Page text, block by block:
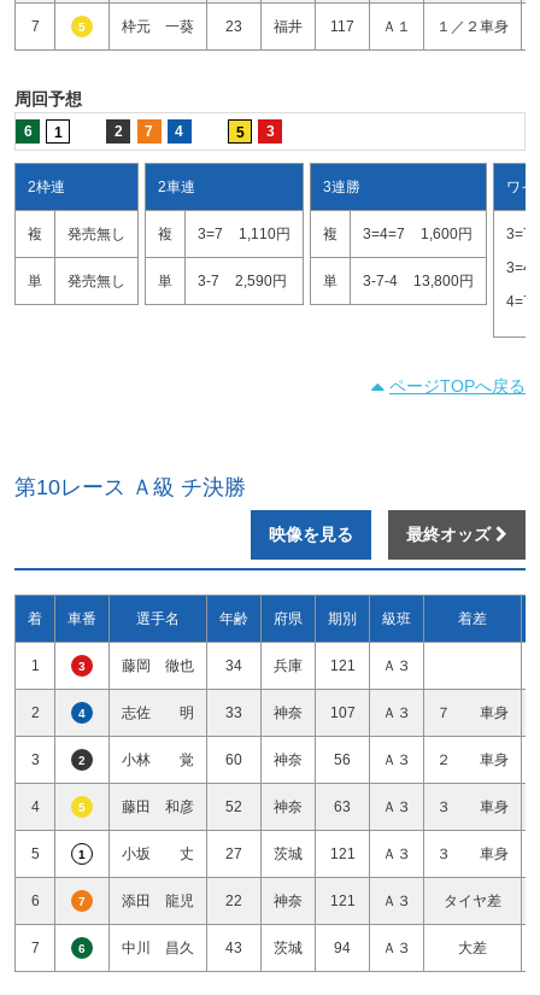
7 5 枠元 一葵 23 福井 117 Ａ１ １／２車身
周回予想
6 1 2 7 4 5 3
2枠連
複 発売無し
単 発売無し
2車連
複 3=7 1,110円
単 3-7 2,590円
3連勝
複 3=4=7 1,600円
単 3-7-4 13,800円
ワイ
3=7
3=4
4=7
ページTOPへ戻る
第10レース Ａ級 チ決勝
映像を見る 最終オッズ
着 車番 選手名 年齢 府県 期別 級班 着差
1 3 藤岡 徹也 34 兵庫 121 Ａ３
2 4 志佐 明 33 神奈 107 Ａ３ ７ 車身
3 2 小林 覚 60 神奈 56 Ａ３ ２ 車身
4 5 藤田 和彦 52 神奈 63 Ａ３ ３ 車身
5 1 小坂 丈 27 茨城 121 Ａ３ ３ 車身
6 7 添田 龍児 22 神奈 121 Ａ３ タイヤ差
7 6 中川 昌久 43 茨城 94 Ａ３ 大差